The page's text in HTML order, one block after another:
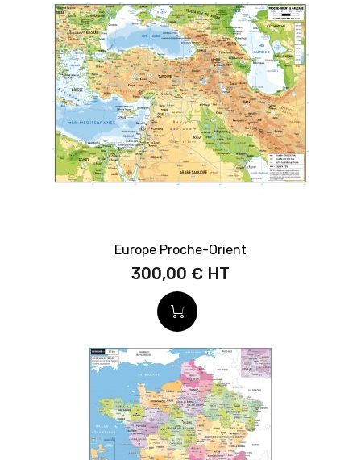
Europe Proche-Orient
300,00 €